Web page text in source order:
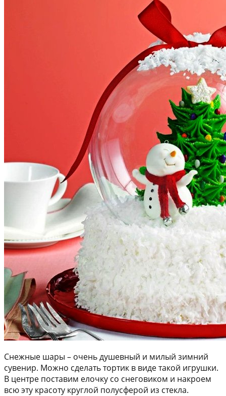
Снежные шары – очень душевный и милый зимний
сувенир. Можно сделать тортик в виде такой игрушки.
В центре поставим елочку со снеговиком и накроем
всю эту красоту круглой полусферой из стекла.